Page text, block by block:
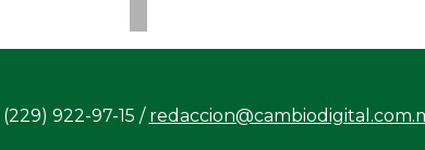
922-97-15 /